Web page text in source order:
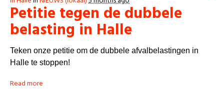
Petitie tegen de dubbele
belasting in Halle
Teken onze petitie om de dubbele afvalbelastingen in
Halle te stoppen!
Read more